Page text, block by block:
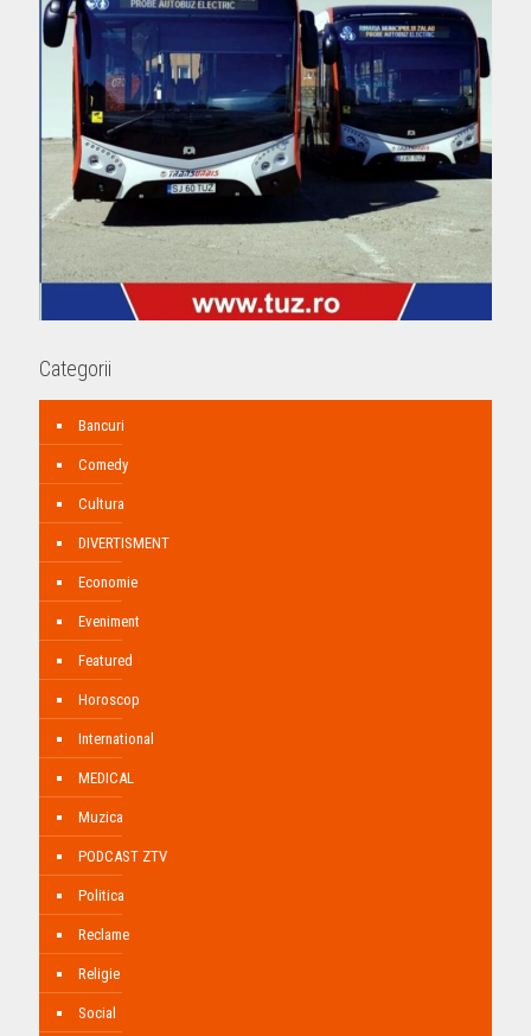
Categorii
Bancuri
Comedy
Cultura
DIVERTISMENT
Economie
Eveniment
Featured
Horoscop
International
MEDICAL
Muzica
PODCAST ZTV
Politica
Reclame
Religie
Social